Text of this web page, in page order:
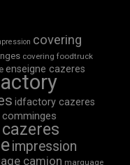
covering
covering foodtruck
enseigne cazeres
idfactory cazeres
impression
camion marquage